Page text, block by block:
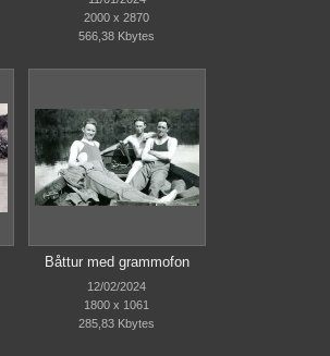
2000 x 2870
566,38 Kbytes
Båttur med grammofon
12/02/2024
1800 x 1061
285,83 Kbytes